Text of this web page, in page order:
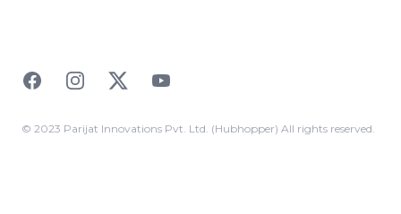
FacebookInstagramTwitterYouTube
© 2023 Parijat Innovations Pvt. Ltd. (Hubhopper) All rights reserved.